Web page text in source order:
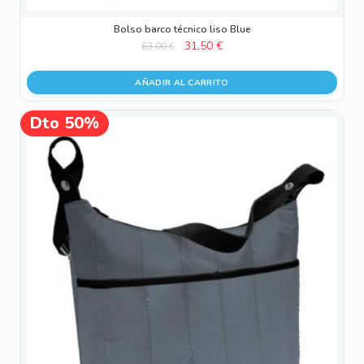
Bolso barco técnico liso Blue
63,00€
El
original
era:
63,00 €.
31,50 €El
actual
es:
31,50 €.
AÑADIR AL CARRITO
Dto 50%
¡OFERTA!